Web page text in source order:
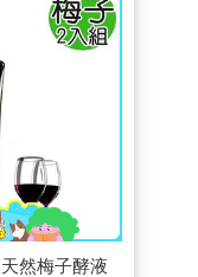
然梅子酵液